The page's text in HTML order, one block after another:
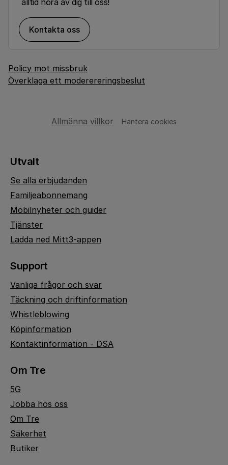
alltid höra av dig till oss!
Kontakta oss
Policy mot missbruk
Överklaga ett moderereringsbeslut
Allmänna villkor Hantera cookies
Utvalt
Se alla erbjudanden
Familjeabonnemang
Mobilnyheter och guider
Tjänster
Ladda ned Mitt3-appen
Support
Vanliga frågor och svar
Täckning och driftinformation
Whistleblowing
Köpinformation
Kontaktinformation - DSA
Om Tre
5G
Jobba hos oss
Om Tre
Säkerhet
Butiker